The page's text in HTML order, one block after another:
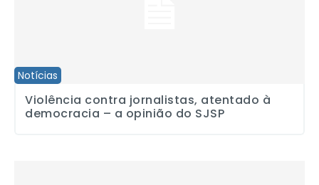
Notícias
Violência contra jornalistas, atentado à
democracia – a opinião do SJSP